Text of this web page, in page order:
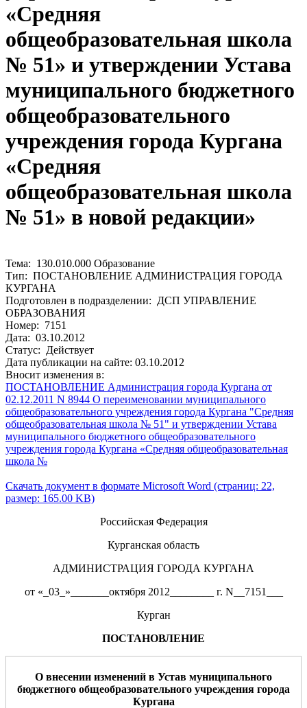
«Средняя
общеобразовательная школа
№ 51» и утверждении Устава
муниципального бюджетного
общеобразовательного
учреждения города Кургана
«Средняя
общеобразовательная школа
№ 51» в новой редакции»
Тема: 130.010.000 Образование
Тип: ПОСТАНОВЛЕНИЕ АДМИНИСТРАЦИЯ ГОРОДА
КУРГАНА
Подготовлен в подразделении: ДСП УПРАВЛЕНИЕ
ОБРАЗОВАНИЯ
Номер: 7151
Дата: 03.10.2012
Статус: Действует
Дата публикации на сайте: 03.10.2012
Вносит изменения в:
ПОСТАНОВЛЕНИЕ Администрация города Кургана от
02.12.2011 N 8944 О переименовании муниципального
общеобразовательного учреждения города Кургана "Средняя
общеобразовательная школа № 51" и утверждении Устава
муниципального бюджетного общеобразовательного
учреждения города Кургана «Средняя общеобразовательная
школа №
Скачать документ в формате Microsoft Word (страниц: 22,
размер: 165.00 KB)
Российская Федерация
Курганская область
АДМИНИСТРАЦИЯ ГОРОДА КУРГАНА
от «_03_»_______октября 2012________ г. N__7151___
Курган
ПОСТАНОВЛЕНИЕ
О внесении изменений в Устав муниципального
бюджетного общеобразовательного учреждения города
Кургана